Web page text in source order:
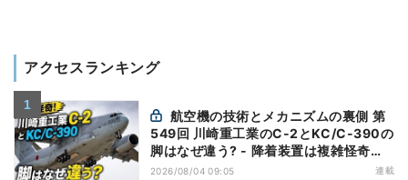
アクセスランキング
549回 川崎重工業のC-2とKC/C-390の
脚はなぜ違う? - 降着装置は複雑怪奇
(5)|軍用輸送機(10)
2026/08/04 09:05 連載